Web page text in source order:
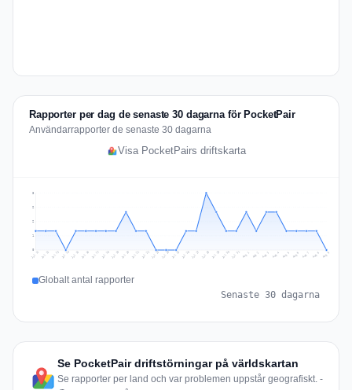
Rapporter per dag de senaste 30 dagarna för PocketPair
Användarrapporter de senaste 30 dagarna
Visa PocketPairs driftskarta
1
2
2
3
Jul 11 Jul 12 Jul 13 Jul 14 Jul 15 Jul 16 Jul 17 Jul 18 Jul 19 Jul 20 Jul 21 Jul 22 Jul 23 Jul 24 Jul 25 Jul 26 Jul 27 Jul 28 Jul 29 Jul 30 Jul 31 Aug 1 Aug 2 Aug 3 Aug 4 Aug 5 Aug 6 Aug 7 Aug 8 Aug 9
Globalt antal rapporter
Senaste 30 dagarna
Se PocketPair driftstörningar på världskartan
Se rapporter per land och var problemen uppstår geografiskt. -